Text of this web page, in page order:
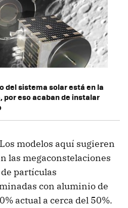
del sistema solar está en la
por eso acaban de instalar
Los modelos aquí sugieren
las megaconstelaciones
partículas
con aluminio de
actual a cerca del 50%.